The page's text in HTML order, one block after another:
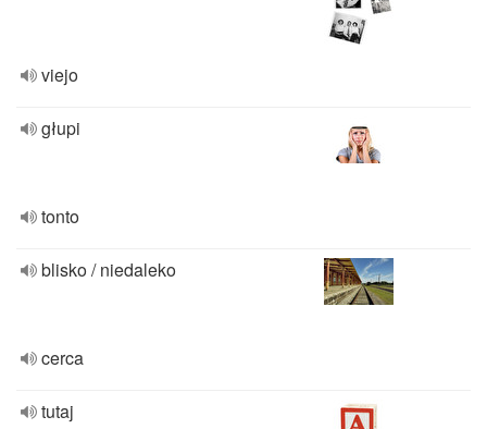
viejo
głupi
tonto
blisko / niedaleko
cerca
tutaj